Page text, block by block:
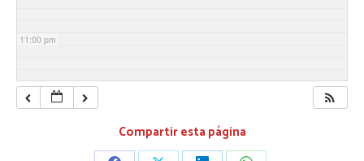
11:00 pm
Compartir esta página